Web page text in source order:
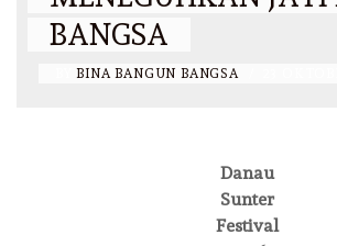
BANGSA
BINA BANGUN BANGSA
Danau
Sunter
Festival